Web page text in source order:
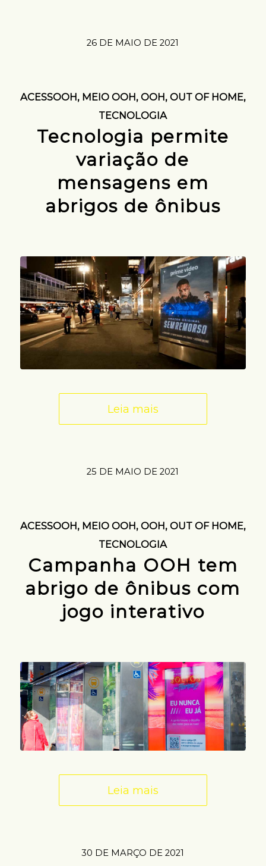
26 DE MAIO DE 2021
ACESSOOH, MEIO OOH, OOH, OUT OF HOME,
TECNOLOGIA
Tecnologia permite
variação de
mensagens em
abrigos de ônibus
Leia mais
25 DE MAIO DE 2021
ACESSOOH, MEIO OOH, OOH, OUT OF HOME,
TECNOLOGIA
Campanha OOH tem
abrigo de ônibus com
jogo interativo
Leia mais
30 DE MARÇO DE 2021